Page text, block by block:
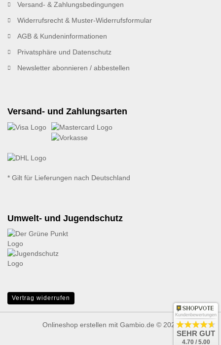
Versand- & Zahlungsbedingungen
Widerrufsrecht & Muster-Widerrufsformular
AGB & Kundeninformationen
Privatsphäre und Datenschutz
Newsletter abonnieren / abbestellen
Versand- und Zahlungsarten
* Gilt für Lieferungen nach Deutschland
Umwelt- und Jugendschutz
Vertrag widerrufen
Onlineshop erstellen mit Gambio.de © 2026
Kundenbewertungen
SEHR GUT
4.70 / 5.00